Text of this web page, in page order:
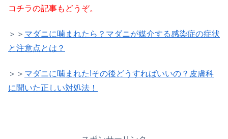
コチラの記事もどうぞ。
＞＞ マダニに噛まれたら？マダニが媒介する感染症の症状
と注意点とは？
＞＞ マダニに噛まれた!その後どうすればいいの？皮膚科
に聞いた正しい対処法！